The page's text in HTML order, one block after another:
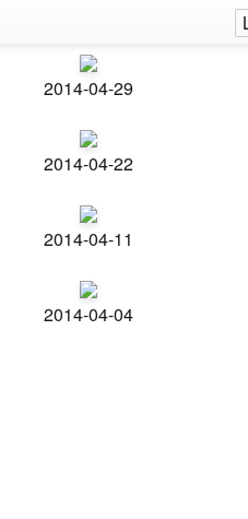
2014-04-29
2014-04-22
2014-04-11
2014-04-04